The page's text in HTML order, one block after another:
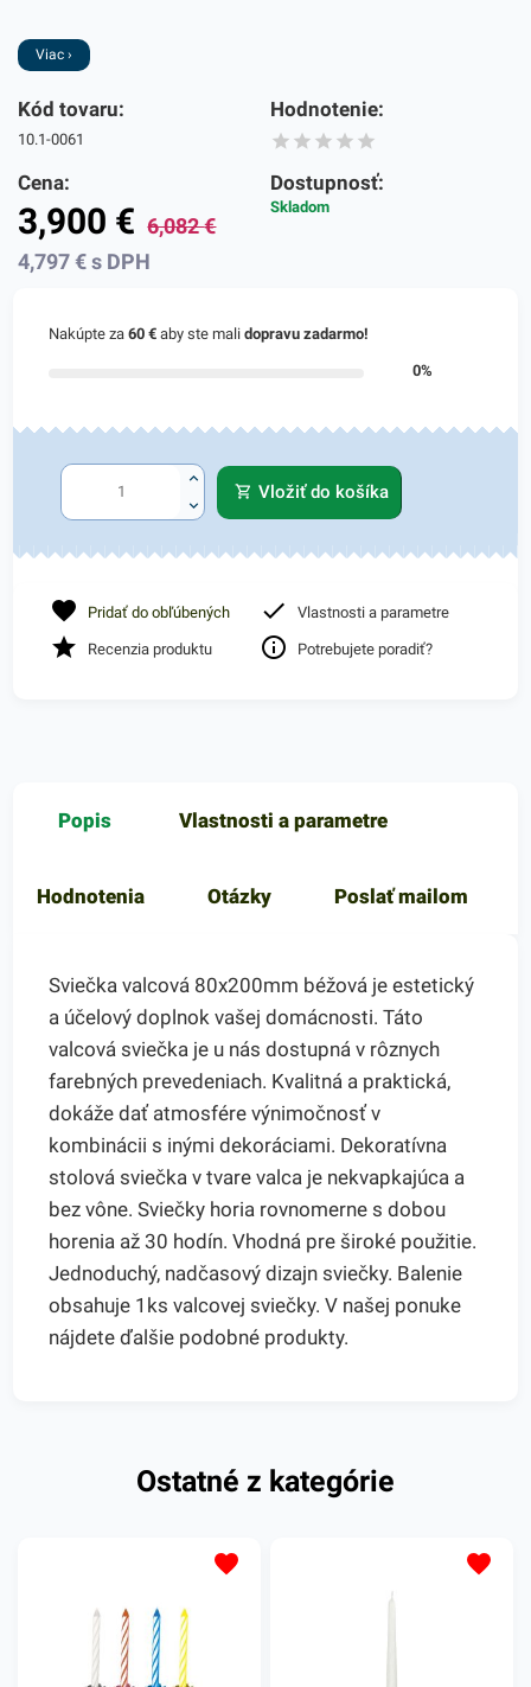
Viac ›
Kód tovaru:
10.1-0061
Hodnotenie:
Cena:
3,900 € 6,082€
4,797€ s DPH
Dostupnosť:
Skladom
Nakúpte za60 € aby ste malidopravu zadarmo!
0%
Vložiť do košíka
Pridať do obľúbených Vlastnosti a parametre
Recenzia produktu Potrebujete poradiť?
Popis Vlastnosti a parametre
Hodnotenia Otázky Poslať mailom
Sviečka valcová 80x200mm béžová je estetický
a účelový doplnok vašej domácnosti. Táto
valcová sviečka je u nás dostupná v rôznych
farebných prevedeniach. Kvalitná a praktická,
dokáže dať atmosfére výnimočnosť v
kombinácii s inými dekoráciami. Dekoratívna
stolová sviečka v tvare valca je nekvapkajúca a
bez vône. Sviečky horia rovnomerne s dobou
horenia až 30 hodín. Vhodná pre široké použitie.
Jednoduchý, nadčasový dizajn sviečky. Balenie
obsahuje 1ks valcovej sviečky. V našej ponuke
nájdete ďalšie podobné produkty.
Ostatné z kategórie